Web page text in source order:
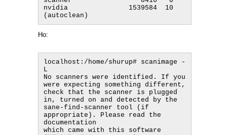
nvidia               1539584  10
Но:
localhost:/home/shurup# scanimage -
L
No scanners were identified. If you
were expecting something different,
check that the scanner is plugged
in, turned on and detected by the
sane-find-scanner tool (if
appropriate). Please read the
documentation
which came with this software